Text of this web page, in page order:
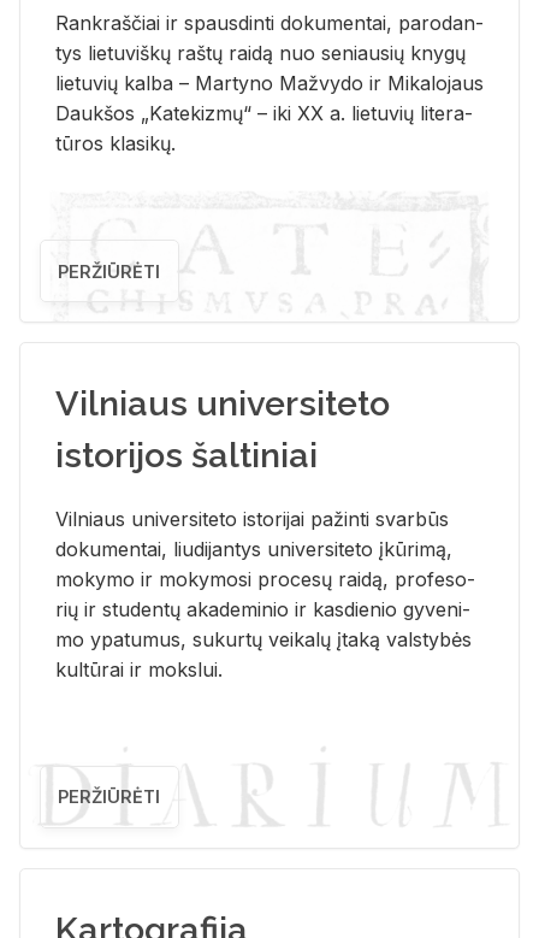
Rank­raš­čiai ir spaus­din­ti do­ku­men­tai, pa­ro­dan­
tys lie­tu­viš­kų raš­tų rai­dą nuo se­niau­sių kny­gų
lie­tu­vių kal­ba – Mar­ty­no Ma­žvy­do ir Mi­ka­lo­jaus
Dauk­šos „Ka­te­kiz­mų“ – iki XX a. lie­tu­vių li­te­ra­
tū­ros kla­si­kų.
PERŽIŪRĖTI
Vilniaus universiteto
istorijos šaltiniai
Vil­niaus uni­ver­si­te­to is­to­ri­jai pa­žin­ti svar­būs
do­ku­men­tai, liu­di­jan­tys uni­ver­si­te­to įkū­ri­mą,
mo­ky­mo ir mo­ky­mo­si pro­ce­sų rai­dą, pro­fe­so­
rių ir stu­den­tų aka­de­mi­nio ir kas­die­nio gy­ve­ni­
mo ypa­tu­mus, su­kur­tų vei­ka­lų įta­ką vals­ty­bės
kul­tū­rai ir moks­lui.
PERŽIŪRĖTI
Kartografija